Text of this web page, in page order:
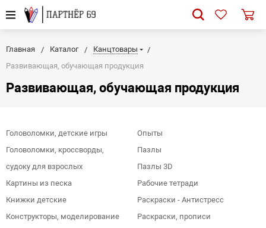
Главная Каталог
Канцтовары
Развивающая, обучающая продукция
Развивающая, обучающая продукция
Головоломки, детские игры
Головоломки, кроссворды,
судоку для взрослых
Картины из песка
Книжки детские
Конструкторы, моделирование
Опыты
Пазлы
Пазлы 3D
Рабочие тетради
Раскраски - Антистресс
Раскраски, прописи